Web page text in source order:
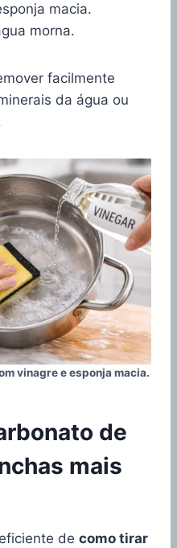
macia.
morna.
facilmente
da água ou
vinagre e esponja macia.
de
mais
de como tirar